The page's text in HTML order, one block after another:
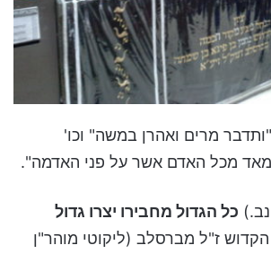
מרים ואהרן במשה" וכו'
מאד מכל האדם אשר על פני האדמה".
כל הגדול מחבירו יצרו גדול
הקדוש ז"ל מברסלב (ליקוטי מוהר"ן